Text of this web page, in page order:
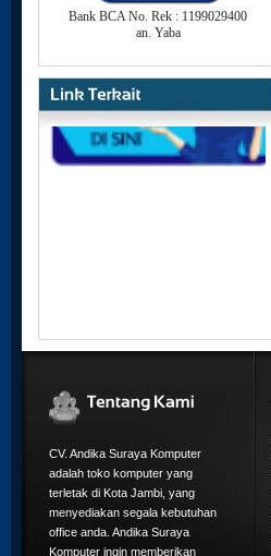
Bank BCA No. Rek : 1199029400
an. Yaba
CV. Andika Suraya Komputer
adalah toko komputer yang
terletak di Kota Jambi, yang
menyediakan segala kebutuhan
office anda. Andika Suraya
Komputer ingin memberikan